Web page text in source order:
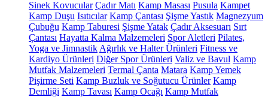
Sinek Kovucular Çadır Matı Kamp Masası Pusula Kampet
Kamp Duşu Isıtıcılar Kamp Çantası Şişme Yastık Magnezyum
Çubuğu Kamp Taburesi Şişme Yatak Çadır Aksesuarı Sırt
Çantası Hayatta Kalma Malzemeleri Spor Aletleri Pilates,
Yoga ve Jimnastik Ağırlık ve Halter Ürünleri Fitness ve
Kardiyo Ürünleri Diğer Spor Ürünleri Valiz ve Bavul Kamp
Mutfak Malzemeleri Termal Çanta Matara Kamp Yemek
Pişirme Seti Kamp Buzluk ve Soğutucu Ürünler Kamp
Demliği Kamp Tavası Kamp Ocağı Kamp Mutfak